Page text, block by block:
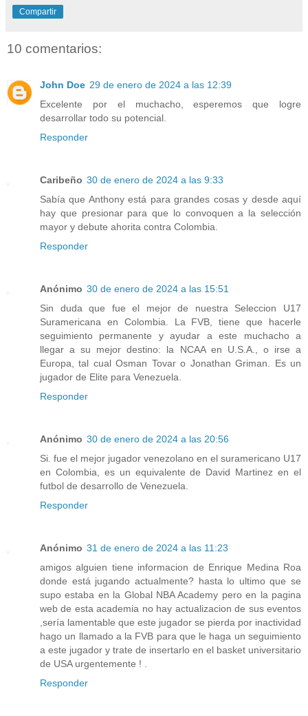
Compartir
10 comentarios:
John Doe 29 de enero de 2024 a las 12:39
Excelente por el muchacho, esperemos que logre
desarrollar todo su potencial.
Responder
Caribeño 30 de enero de 2024 a las 9:33
Sabía que Anthony está para grandes cosas y desde aquí
hay que presionar para que lo convoquen a la selección
mayor y debute ahorita contra Colombia.
Responder
Anónimo 30 de enero de 2024 a las 15:51
Sin duda que fue el mejor de nuestra Seleccion U17
Suramericana en Colombia. La FVB, tiene que hacerle
seguimiento permanente y ayudar a este muchacho a
llegar a su mejor destino: la NCAA en U.S.A., o irse a
Europa, tal cual Osman Tovar o Jonathan Griman. Es un
jugador de Elite para Venezuela.
Responder
Anónimo 30 de enero de 2024 a las 20:56
Si. fue el mejor jugador venezolano en el suramericano U17
en Colombia, es un equivalente de David Martinez en el
futbol de desarrollo de Venezuela.
Responder
Anónimo 31 de enero de 2024 a las 11:23
amigos alguien tiene informacion de Enrique Medina Roa
donde está jugando actualmente? hasta lo ultimo que se
supo estaba en la Global NBA Academy pero en la pagina
web de esta academia no hay actualizacion de sus eventos
,sería lamentable que este jugador se pierda por inactividad
hago un llamado a la FVB para que le haga un seguimiento
a este jugador y trate de insertarlo en el basket universitario
de USA urgentemente ! .
Responder